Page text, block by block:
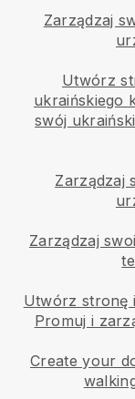
Zarządzaj
Utwórz
ukraińskiego
swój
Zarządzaj
Zarządzaj
Utwórz stronę
Promuj i
Create your